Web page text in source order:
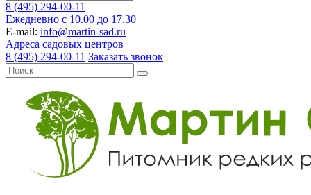
8 (495) 294-00-11
Ежедневно с 10.00 до 17.30
E-mail: info@martin-sad.ru
Адреса садовых центров
8 (495) 294-00-11 Заказать звонок